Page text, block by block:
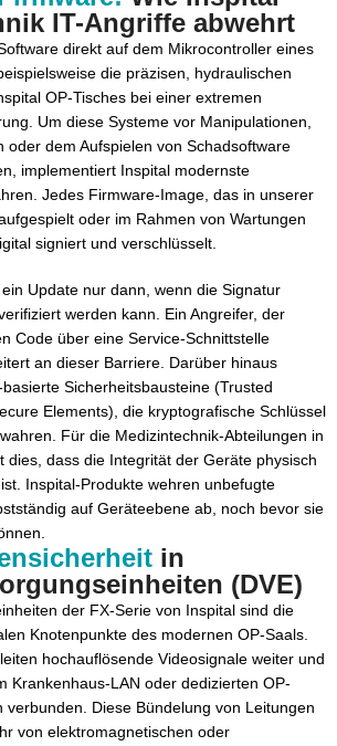
IT-Angriffe abwehrt
direkt auf dem Mikrocontroller eines
die präzisen, hydraulischen
OP-Tisches bei einer extremen
Um diese Systeme vor Manipulationen,
oder dem Aufspielen von Schadsoftware
implementiert Inspital modernste
Jedes Firmware-Image, das in unserer
oder im Rahmen von Wartungen
signiert und verschlüsselt.
Update nur dann, wenn die Signatur
werden kann. Ein Angreifer, der
Code über eine Service-Schnittstelle
an dieser Barriere. Darüber hinaus
Sicherheitsbausteine (Trusted
Elements), die kryptografische Schlüssel
Für die Medizintechnik-Abteilungen in
dies, dass die Integrität der Geräte physisch
Inspital-Produkte wehren unbefugte
auf Geräteebene ab, noch bevor sie
in
(DVE)
der FX-Serie von Inspital sind die
Knotenpunkte des modernen OP-Saals.
hochauflösende Videosignale weiter und
Krankenhaus-LAN oder dedizierten OP-
verbunden. Diese Bündelung von Leitungen
von elektromagnetischen oder